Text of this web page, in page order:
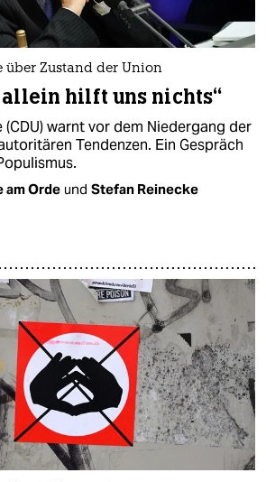
über Zustand der Union
allein hilft uns nichts“
warnt vor dem Niedergang der
Tendenzen. Ein Gespräch
am Orde und Stefan Reinecke